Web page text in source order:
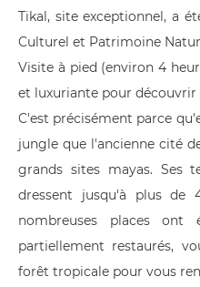
Tikal, site exceptionnel, a
Culturel et Patrimoine
Visite à pied (environ 4
et luxuriante pour découvrir
C'est précisément parce
jungle que l'ancienne cité
grands sites mayas. Ses
dressent jusqu'à plus
nombreuses places ont
partiellement restaurés,
forêt tropicale pour vous